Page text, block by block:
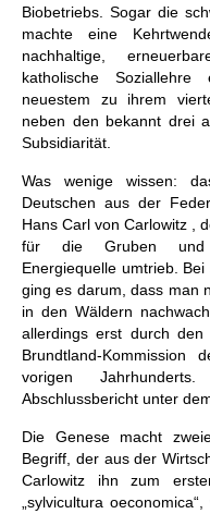
Biobetriebs. Sogar die
machte eine
nachhaltige,
katholische
neuestem zu ihrem
neben den bekannt drei
Subsidiarität.
Was wenige wissen:
Deutschen aus der
Hans Carl von Carlowitz ,
für die Gruben und
Energiequelle umtrieb.
ging es darum, dass man
in den Wäldern
allerdings erst durch
Brundtland-
vorigen
Abschlussbericht unter
Die Genese macht
Begriff, der aus der
Carlowitz ihn zum
„sylvicultura